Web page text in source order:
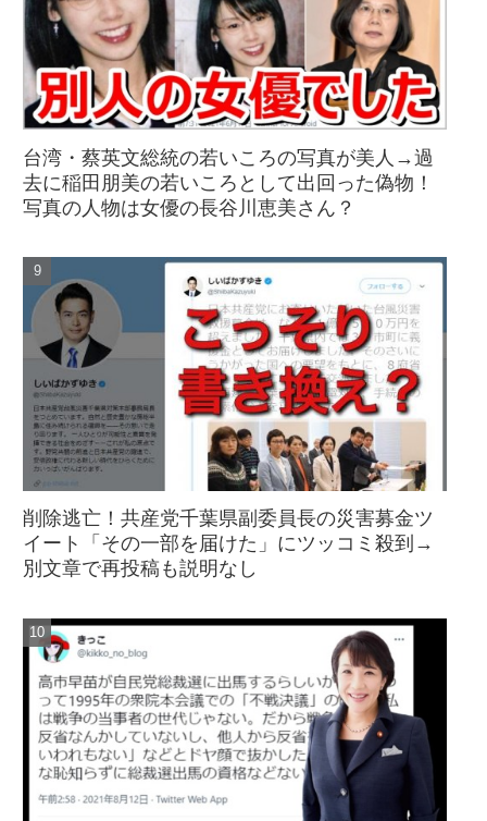
台湾・蔡英文総統の若いころの写真が美人→過
去に稲田朋美の若いころとして出回った偽物！
写真の人物は女優の長谷川恵美さん？
削除逃亡！共産党千葉県副委員長の災害募金ツ
イート「その一部を届けた」にツッコミ殺到→
別文章で再投稿も説明なし